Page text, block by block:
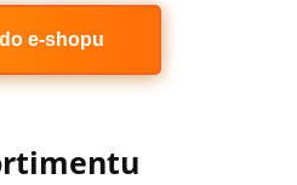
e-shopu